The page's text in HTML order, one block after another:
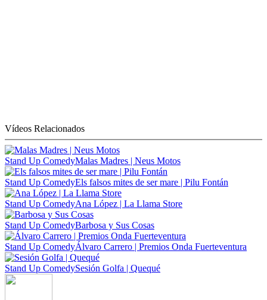
Vídeos Relacionados
Stand Up ComedyMalas Madres | Neus Motos
Stand Up ComedyEls falsos mites de ser mare | Pilu Fontán
Stand Up ComedyAna López | La Llama Store
Stand Up ComedyBarbosa y Sus Cosas
Stand Up ComedyÁlvaro Carrero | Premios Onda Fuerteventura
Stand Up ComedySesión Golfa | Quequé